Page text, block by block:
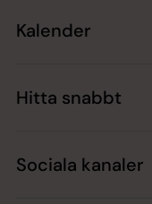
Kalender
Hitta snabbt
Sociala kanaler